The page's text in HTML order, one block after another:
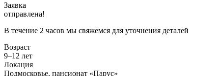
Заявка
отправлена!
В течение 2 часов мы свяжемся для уточнения деталей
Возраст
9–12 лет
Локация
Подмосковье, пансионат «Парус»